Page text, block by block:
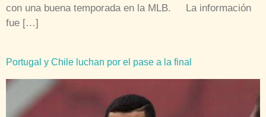
con una buena temporada en la MLB. La información
fue […]
Portugal y Chile luchan por el pase a la final